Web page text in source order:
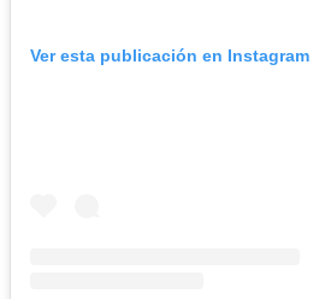
Ver esta publicación en Instagram